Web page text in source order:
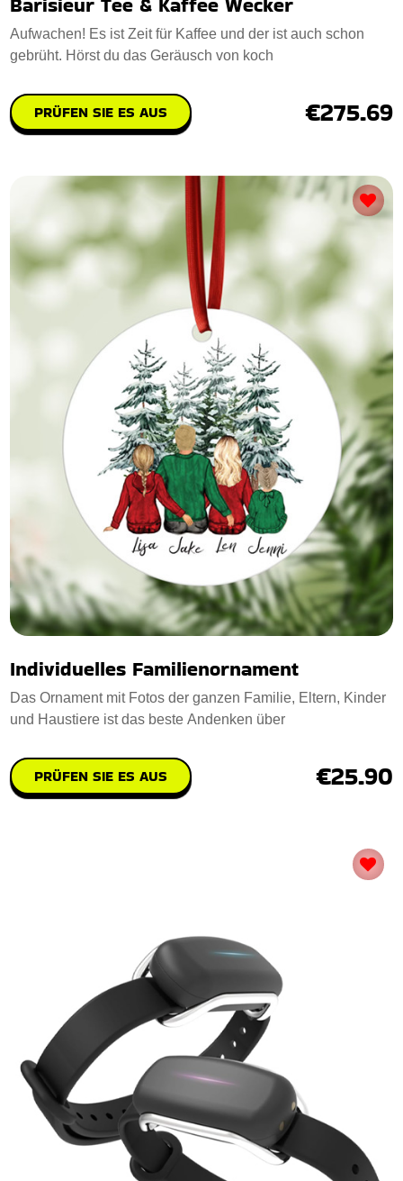
Aufwachen! Es ist Zeit für Kaffee und der ist auch schon
gebrüht. Hörst du das Geräusch von koch
PRÜFEN SIE ES AUS €275.69
Individuelles Familienornament
Das Ornament mit Fotos der ganzen Familie, Eltern, Kinder
und Haustiere ist das beste Andenken über
PRÜFEN SIE ES AUS €25.90